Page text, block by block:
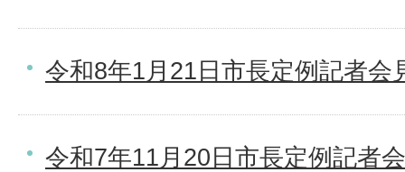
令和8年1月21日市長定例記者会
令和7年11月20日市長定例記者